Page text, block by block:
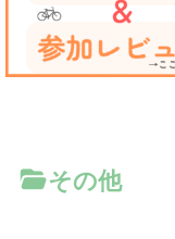
その他